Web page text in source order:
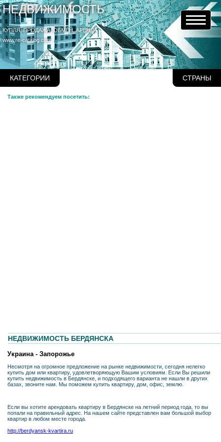
НЕДВИЖИМОСТЬ
КУПЛЯ, ПРОДАЖА, ОБМЕН, АРЕНДА
www.re-catalog.com
КАТЕГОРИИ СТРАНЫ
Также рекомендуем посетить:
НЕДВИЖИМОСТЬ БЕРДЯНСКА
Украина - Запорожье
Несмотря на огромное предложение на рынке недвижимости, сегодня нелегко
купить дом или квартиру, удовлетворяющую Вашим условиям. Если Вы решили
купить недвижимость в Бердянске, и подходящего варианта не нашли в других
базах, звоните нам. Мы поможем купить квартиру, дом, офис, землю.
Если вы хотите арендовать квартиру в Бердянске на летний период года, то вы
попали на правильный адрес. На нашем сайте представлен вам большой выбор
квартир в любом месте города.
http://berdyansk-kvartira.ru